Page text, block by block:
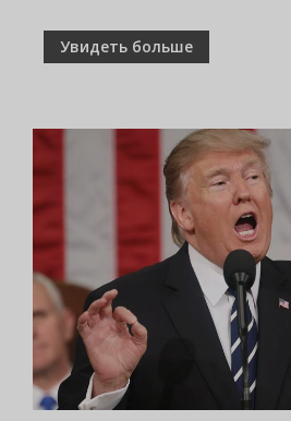
Увидеть больше